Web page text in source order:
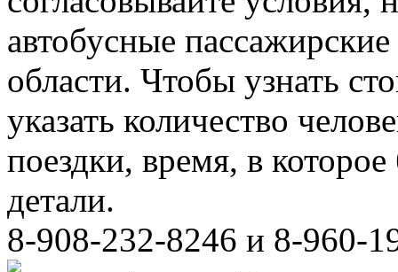
автобусные
области. Чтобы узнать
указать количество
поездки, время, в
детали.
8-908-232-8246 и 8-960-